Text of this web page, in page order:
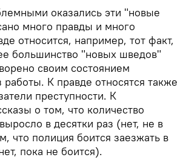
оказались эти "новые
много правды и много
относится, например, тот факт,
большинство "новых шведов"
своим состоянием
работы. К правде относятся также
преступности. К
о том, что количество
в десятки раз (нет, не в
что полиция боится заезжать в
пока не боится).